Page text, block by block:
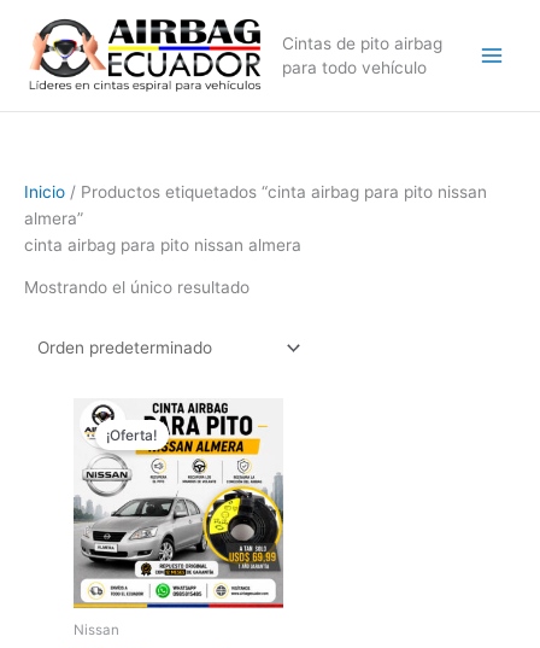
contenido
Cintas de pito airbag
para todo vehículo
Inicio / Productos etiquetados “cinta airbag para pito nissan
almera”
cinta airbag para pito nissan almera
Mostrando el único resultado
¡Oferta!
Nissan
precio
original
era:
$89,99.
El
precio
actual
es:
$69,99.